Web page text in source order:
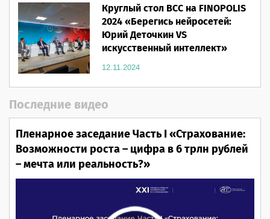
Круглый стол ВСС на FINOPOLIS
2024 «Берегись нейросетей:
Юрий Деточкин VS
искусственный интеллект»
12.11.2024
Последние видео
Пленарное заседание Часть I «Страхование:
Возможности роста – цифра в 6 трлн рублей
– мечта или реальность?»